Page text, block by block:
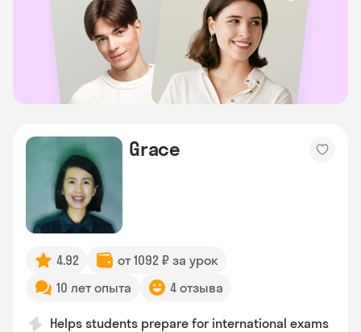
Grace
4.92
от 1092 ₽ за урок
10 лет опыта
4 отзыва
Helps students prepare for international exams